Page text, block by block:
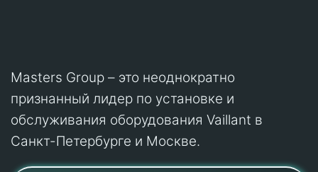
Masters Group – это неоднократно
признанный лидер по установке и
обслуживания оборудования Vaillant в
Санкт-Петербурге и Москве.